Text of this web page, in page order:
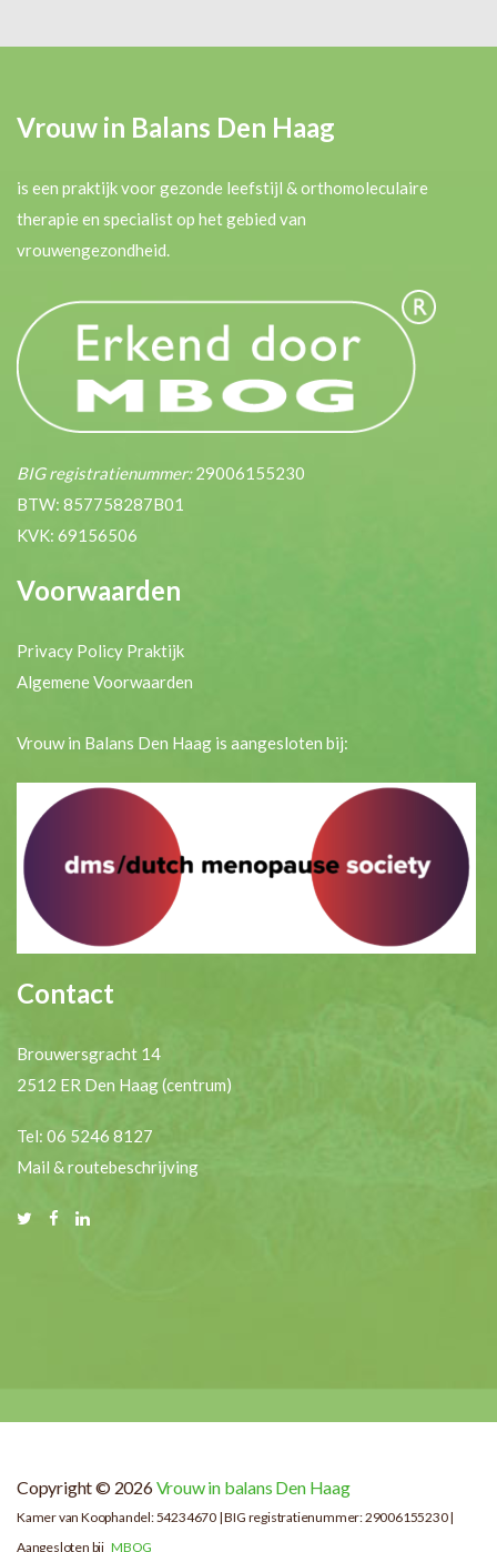
Vrouw in Balans Den Haag
is een praktijk voor gezonde leefstijl & orthomoleculaire
therapie en specialist op het gebied van
vrouwengezondheid.
BIG registratienummer:29006155230
BTW: 857758287B01
KVK: 69156506
Voorwaarden
Privacy Policy Praktijk
Algemene Voorwaarden
Vrouw in Balans Den Haag is aangesloten bij:
Contact
Brouwersgracht 14
2512 ER Den Haag (centrum)
Tel: 06 5246 8127
Mail & routebeschrijving
Copyright © 2026Vrouw in balans Den Haag
Kamer van Koophandel: 54234670 | BIG registratienummer: 29006155230 |
Aangesloten bij MBOG